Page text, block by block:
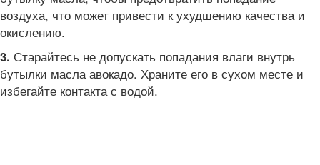
воздуха, что может привести к ухудшению качества и
окислению.
3. Старайтесь не допускать попадания влаги внутрь
бутылки масла авокадо. Храните его в сухом месте и
избегайте контакта с водой.